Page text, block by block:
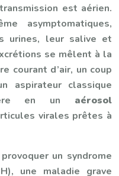
est aérien.
asymptomatiques,
urines, leur salive et
se mêlent à la
courant d’air, un coup
aspirateur classique
en un aérosol
virales prêtes à
un syndrome
une maladie grave